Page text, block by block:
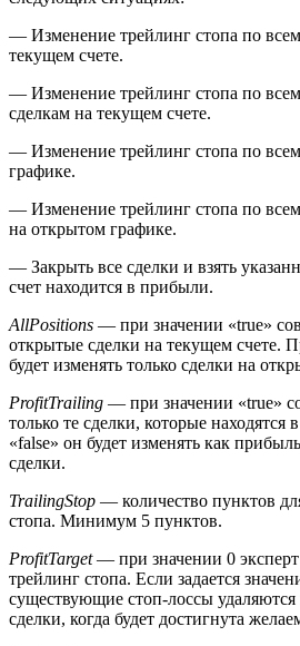
— Изменение трейлинг стопа по
текущем счете.
— Изменение трейлинг стопа по
сделкам на текущем счете.
— Изменение трейлинг стопа по
графике.
— Изменение трейлинг стопа по
на открытом графике.
— Закрыть все сделки и взять
счет находится в прибыли.
AllPositions — при значении «true»
открытые сделки на текущем счете.
будет изменять только сделки на
ProfitTrailing — при значении «true»
только те сделки, которые
«false» он будет изменять как
сделки.
TrailingStop — количество пунктов
стопа. Минимум 5 пунктов.
ProfitTarget— при значении 0 эксперт
трейлинг стопа. Если задается
существующие стоп-лоссы удаляются
сделки, когда будет достигнута